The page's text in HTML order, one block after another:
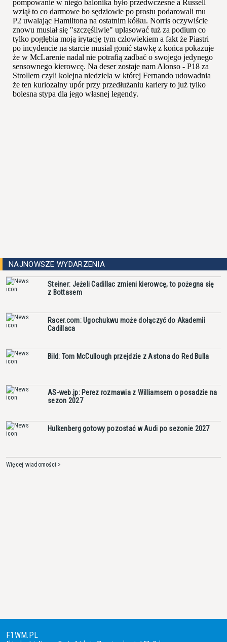
NAJNOWSZE WYDARZENIA
Steiner: Jeżeli Cadillac zmieni kierowcę, to pożegna się
z Bottasem
Racer.com: Ugochukwu może dołączyć do Akademii
Cadillaca
Bild: Tom McCullough przejdzie z Astona do Red Bulla
AS-web.jp: Perez rozmawia z Williamsem o posadzie na
sezon 2027
Hulkenberg gotowy pozostać w Audi po sezonie 2027
Więcej wiadomości >
F1WM.PL